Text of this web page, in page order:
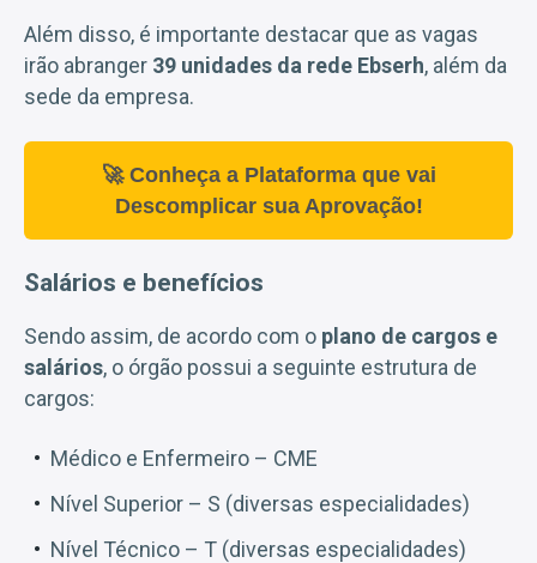
Além disso, é importante destacar que as vagas
irão abranger 39 unidades da rede Ebserh, além da
sede da empresa.
🚀 Conheça a Plataforma que vai
Descomplicar sua Aprovação!
Salários e benefícios
Sendo assim, de acordo com o plano de cargos e
salários, o órgão possui a seguinte estrutura de
cargos:
Médico e Enfermeiro – CME
Nível Superior – S (diversas especialidades)
Nível Técnico – T (diversas especialidades)